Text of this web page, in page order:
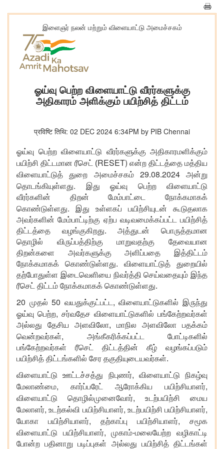
இளைஞர் நலன் மற்றும் விளையாட்டு அமைச்சகம்
ஓய்வு பெற்ற விளையாட்டு வீரர்களுக்கு
அதிகாரம் அளிக்கும் பயிற்சித் திட்டம்
प्रविष्टि तिथि: 02 DEC 2024 6:34PM by PIB Chennai
ஓய்வு பெற்ற விளையாட்டு வீரர்களுக்கு அதிகாரமளிக்கும்
பயிற்சி திட்டமான ரீசெட் (RESET) என்ற திட்டத்தை மத்திய
விளையாட்டுத் துறை அமைச்சகம் 29.08.2024அன்று
தொடங்கியுள்ளது.
இது ஓய்வு பெற்ற விளையாட்டு
வீரர்களின் திறன் மேம்பாட்டை நோக்கமாகக்
கொண்டுள்ளது. இது உள்ளகப் பயிற்சியுடன் கூடுதலாக
அவர்களின் மேம்பாட்டிற்கு ஏற்ப வடிவமைக்கப்பட்ட பயிற்சித்
திட்டத்தை வழங்குகிறது. அத்துடன் பொருத்தமான
தொழில் விருப்பத்திற்கு மாறுவதற்கு தேவையான
திறன்களை அவர்களுக்கு அளிப்பதை
இத்திட்டம்
நோக்கமாகக் கொண்டுள்ளது. விளையாட்டுத் துறையில்
தற்போதுள்ள இடைவெளியை நிவர்த்தி செய்வதையும் இந்த
ரீசெட் திட்டம் நோக்கமாகக் கொண்டுள்ளது.
20 முதல்50 வயதுக்குட்பட்ட,விளையாட்டுகளில் இருந்து
ஓய்வு பெற்ற, சர்வதேச விளையாட்டுகளில் பங்கேற்றவர்கள்
அல்லது தேசிய அளவிலோ, மாநில அளவிலோ பதக்கம்
வென்றவர்கள்,
அங்கீகரிக்கப்பட்ட போட்டிகளில்
பங்கேற்றவர்கள் ரீசெட்
திட்டத்தின் கீழ் வழங்கப்படும்
பயிற்சித் திட்டங்களில் சேர தகுதியுடையவர்கள்.
விளையாட்டு ஊட்டச்சத்து நிபுணர்,
விளையாட்டு நிகழ்வு
மேலாண்மை, கார்ப்பரேட் ஆரோக்கிய பயிற்சியாளர்,
விளையாட்டு தொழில்முனைவோர்,
உடற்பயிற்சி மைய
மேலாளர்,உடற்கல்வி பயிற்சியாளர், உடற்பயிற்சி பயிற்சியாளர்,
யோகா பயிற்சியாளர், தற்காப்பு பயிற்சியாளர்,
சமூக
விளையாட்டு பயிற்சியாளர்,முகாம்-மலையேற்ற வழிகாட்டி
போன்ற பதினாறு படிப்புகள் அல்லது பயிற்சித்திட்டங்கள்